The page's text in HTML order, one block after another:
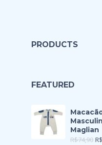
PRODUCTS
FEATURED
Maglian
R$74,90 R$